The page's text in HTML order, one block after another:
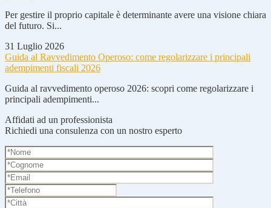
Per gestire il proprio capitale è determinante avere una visione chiara
del futuro. Si...
31 Luglio 2026
Guida al Ravvedimento Operoso: come regolarizzare i principali
adempimenti fiscali 2026
Guida al ravvedimento operoso 2026: scopri come regolarizzare i
principali adempimenti...
Affidati ad un professionista
Richiedi una consulenza con un nostro esperto